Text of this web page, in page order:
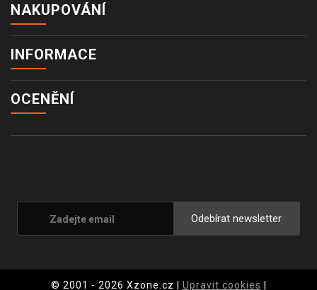
NAKUPOVÁNÍ
INFORMACE
OCENĚNÍ
Odebírat newsletter
© 2001 - 2026 Xzone.cz | Upravit cookies